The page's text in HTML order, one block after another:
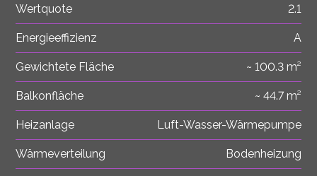
Wertquote 2.1
Energieeffizienz A
Gewichtete Fläche ~ 100.3 m²
Balkonfläche ~ 44.7 m²
Heizanlage Luft-Wasser-Wärmepumpe
Wärmeverteilung Bodenheizung